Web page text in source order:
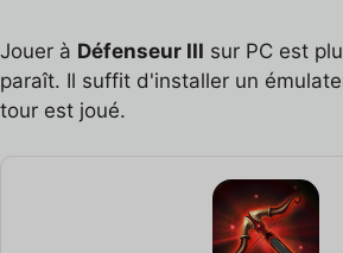
Jouer à Défenseur III sur PC est
paraît. Il suffit d'installer un
tour est joué.